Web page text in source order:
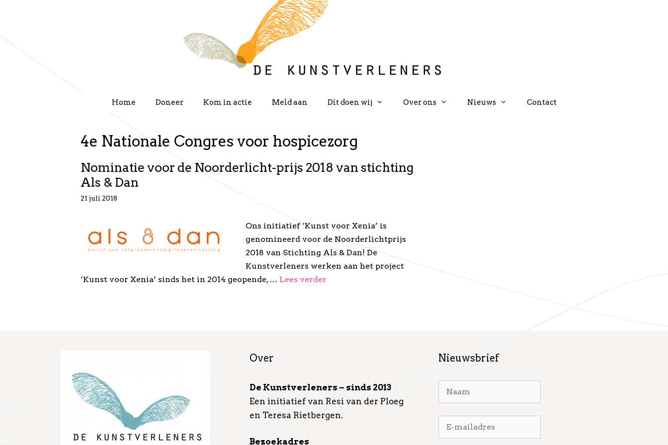
Home Doneer Kom in actie Meld aan Dit doen wij Over ons Nieuws Contact
4e Nationale Congres voor hospicezorg
Nominatie voor de Noorderlicht-prijs 2018 van stichting
Als & Dan
21 juli 2018
Ons initiatief ‘Kunst voor Xenia’ is
genomineerd voor de Noorderlichtprijs
2018 van Stichting Als & Dan! De
Kunstverleners werken aan het project
‘Kunst voor Xenia’ sinds het in 2014 geopende, … Lees verder
Over
De Kunstverleners – sinds 2013
Een initiatief van Resi van der Ploeg
en Teresa Rietbergen.
Bezoekadres
Nieuwsbrief